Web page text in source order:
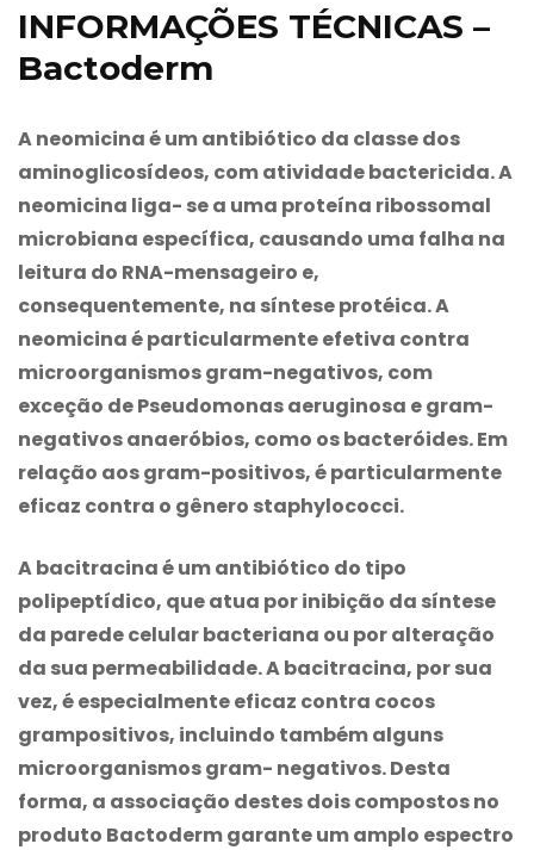
INFORMAÇÕES TÉCNICAS –
Bactoderm
A neomicina é um antibiótico da classe dos
aminoglicosídeos, com atividade bactericida. A
neomicina liga- se a uma proteína ribossomal
microbiana específica, causando uma falha na
leitura do RNA-mensageiro e,
consequentemente, na síntese protéica. A
neomicina é particularmente efetiva contra
microorganismos gram-negativos, com
exceção de Pseudomonas aeruginosa e gram-
negativos anaeróbios, como os bacteróides. Em
relação aos gram-positivos, é particularmente
eficaz contra o gênero staphylococci.
A bacitracina é um antibiótico do tipo
polipeptídico, que atua por inibição da síntese
da parede celular bacteriana ou por alteração
da sua permeabilidade. A bacitracina, por sua
vez, é especialmente eficaz contra cocos
grampositivos, incluindo também alguns
microorganismos gram- negativos. Desta
forma, a associação destes dois compostos no
produto Bactodermgarante um amplo espectro